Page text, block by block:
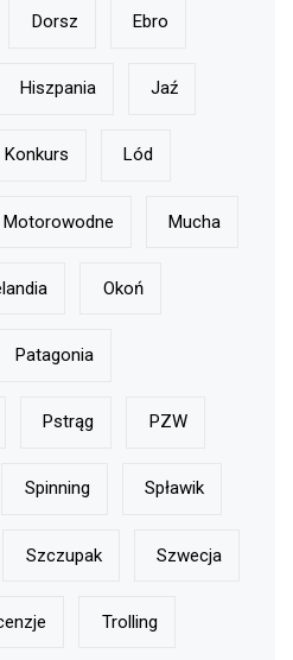
Dorsz Ebro
Hiszpania Jaź
Konkurs Lód
Motorowodne Mucha
Okoń
Patagonia
Pstrąg PZW
Spinning Spławik
Szczupak Szwecja
Trolling